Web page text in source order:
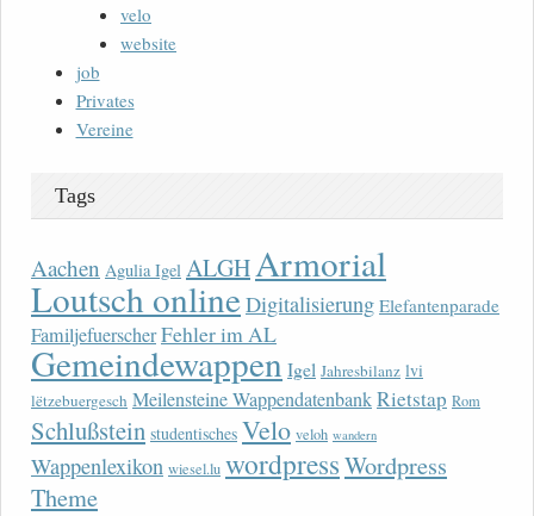
velo
website
job
Privates
Vereine
Tags
Aachen Agulia Igel ALGHArmorial
Loutsch onlineDigitalisierung Elefantenparade
FamiljefuerscherFehler im AL
Gemeindewappen Igel Jahresbilanz lvi
lëtzebuergesch Meilensteine WappendatenbankRietstap Rom
Schlußstein studentisches Velo veloh wandern
Wappenlexikon wiesel.lu wordpressWordpress
Theme